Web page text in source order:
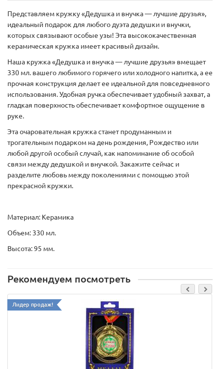
Представляем кружку «Дедушка и внучка — лучшие друзья»,
идеальный подарок для любого дуэта дедушки и внучки,
которых связывают особые узы! Эта высококачественная
керамическая кружка имеет красивый дизайн.
Наша кружка «Дедушка и внучка — лучшие друзья» вмещает
330 мл. вашего любимого горячего или холодного напитка, а ее
прочная конструкция делает ее идеальной для повседневного
использования. Удобная ручка обеспечивает удобный захват, а
гладкая поверхность обеспечивает комфортное ощущение в
руке.
Эта очаровательная кружка станет продуманным и
трогательным подарком на день рождения, Рождество или
любой другой особый случай, как напоминание об особой
связи между дедушкой и внучкой. Закажите сейчас и
разделите любовь между поколениями с помощью этой
прекрасной кружки.
Материал: Керамика
Объем: 330 мл.
Высота: 95 мм.
Рекомендуем посмотреть
Лидер продаж!